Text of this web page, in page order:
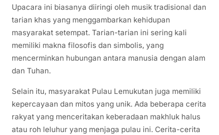
Upacara ini biasanya diiringi oleh musik tradisional dan
tarian khas yang menggambarkan kehidupan
masyarakat setempat. Tarian-tarian ini sering kali
memiliki makna filosofis dan simbolis, yang
mencerminkan hubungan antara manusia dengan alam
dan Tuhan.
Selain itu, masyarakat Pulau Lemukutan juga memiliki
kepercayaan dan mitos yang unik. Ada beberapa cerita
rakyat yang menceritakan keberadaan makhluk halus
atau roh leluhur yang menjaga pulau ini. Cerita-cerita